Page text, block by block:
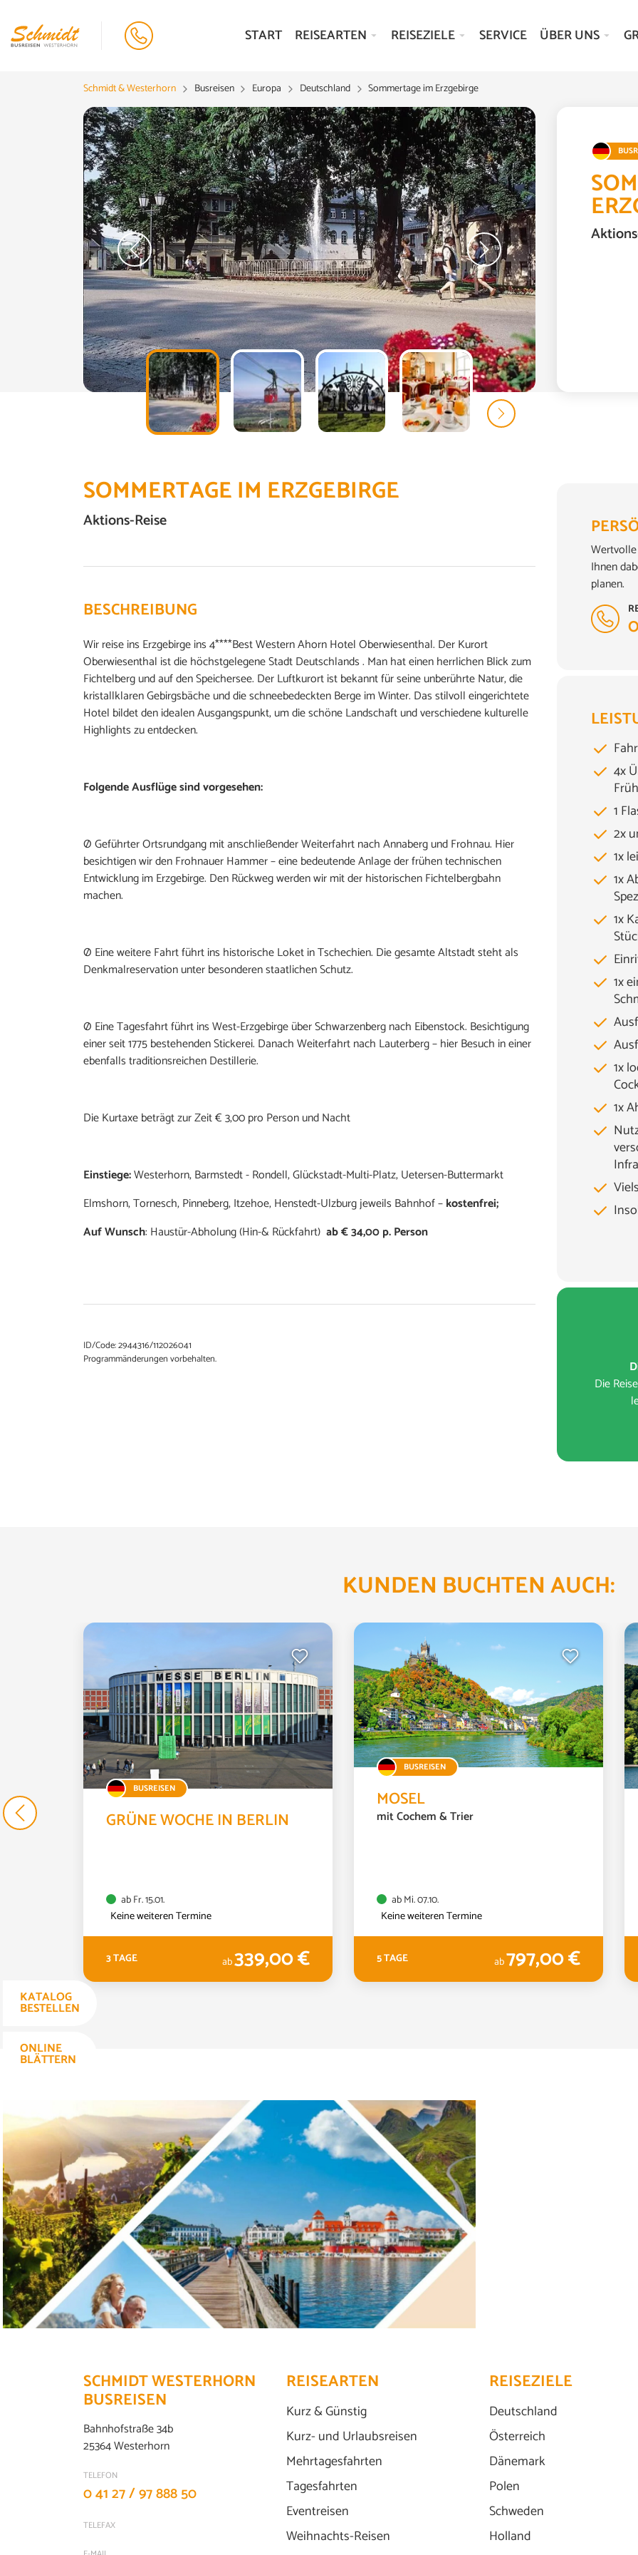
START REISEARTEN REISEZIELE SERVICE ÜBER UNS
Schmidt & Westerhorn Busreisen Europa Deutschland Sommertage im Erzgebirge
SOMMERTAGE IM ERZGEBIRGE
Aktions-Reise
BESCHREIBUNG
Wir reise ins Erzgebirge ins 4****Best Western Ahorn Hotel Oberwiesenthal. Der Kurort
Oberwiesenthal ist die höchstgelegene Stadt Deutschlands . Man hat einen herrlichen Blick zum
Fichtelberg und auf den Speichersee. Der Luftkurort ist bekannt für seine unberührte Natur, die
kristallklaren Gebirgsbäche und die schneebedeckten Berge im Winter. Das stilvoll eingerichtete
Hotel bildet den idealen Ausgangspunkt, um die schöne Landschaft und verschiedene kulturelle
Highlights zu entdecken.
Folgende Ausflüge sind vorgesehen:
Ø Geführter Ortsrundgang mit anschließender Weiterfahrt nach Annaberg und Frohnau. Hier
besichtigen wir den Frohnauer Hammer – eine bedeutende Anlage der frühen technischen
Entwicklung im Erzgebirge. Den Rückweg werden wir mit der historischen Fichtelbergbahn
machen.
Ø Eine weitere Fahrt führt ins historische Loket in Tschechien. Die gesamte Altstadt steht als
Denkmalreservation unter besonderen staatlichen Schutz.
Ø Eine Tagesfahrt führt ins West-Erzgebirge über Schwarzenberg nach Eibenstock. Besichtigung
einer seit 1775 bestehenden Stickerei. Danach Weiterfahrt nach Lauterberg – hier Besuch in einer
ebenfalls traditionsreichen Destillerie.
Die Kurtaxe beträgt zur Zeit € 3,00 pro Person und Nacht
Einstiege:Westerhorn, Barmstedt - Rondell, Glückstadt-Multi-Platz, Uetersen-Buttermarkt
Elmshorn, Tornesch, Pinneberg, Itzehoe, Henstedt-Ulzburg jeweils Bahnhof –kostenfrei;
Auf Wunsch: Haustür-Abholung (Hin-& Rückfahrt) ab € 34,00 p. Person
ID/Code: 2944316/112026041
Programmänderungen vorbehalten.
Ihnen
planen.
4x
1
2x
1x
1x
1x
1x
1x
1x
Die
KUNDEN BUCHTEN AUCH:
BUSREISEN
GRÜNE WOCHE IN BERLIN
ab Fr. 15.01.
Keine weiteren Termine
3 TAGE ab339,00 €
BUSREISEN
MOSEL
mit Cochem & Trier
ab Mi. 07.10.
Keine weiteren Termine
5 TAGE ab797,00 €
KATALOG
BESTELLEN
ONLINE
BLÄTTERN
SCHMIDT WESTERHORN
BUSREISEN
Bahnhofstraße 34b
25364 Westerhorn
TELEFON
0 41 27 / 97 888 50
TELEFAX
REISEARTEN
Kurz & Günstig
Kurz- und Urlaubsreisen
Mehrtagesfahrten
Tagesfahrten
Eventreisen
Weihnachts-Reisen
REISEZIELE
Deutschland
Österreich
Dänemark
Polen
Schweden
Holland